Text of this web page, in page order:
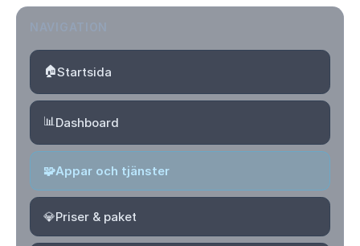
🏠Startsida
📊Dashboard
🧩Appar och tjänster
💎Priser & paket